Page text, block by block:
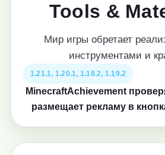
Tools &
Мир игры обретает
инструментами и
1.21.1, 1.20.1, 1.18.2, 1.19.2
MinecraftAchievement
размещает рекламу в